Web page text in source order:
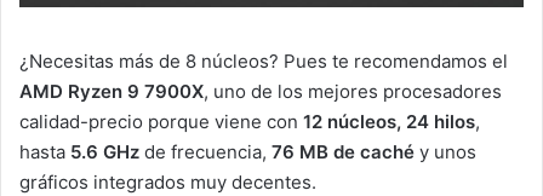
¿Necesitas más de 8 núcleos? Pues te recomendamos el
AMD Ryzen 9 7900X, uno de los mejores procesadores
calidad-precio porque viene con 12 núcleos, 24 hilos,
hasta 5.6 GHz de frecuencia, 76 MB de caché y unos
gráficos integrados muy decentes.